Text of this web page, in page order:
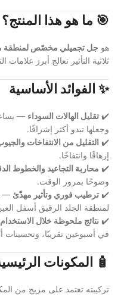
🎯 ما هو هذا المنتج؟
هو جل تجميلي مخصّص لمنطقة
ثلاثية التأثير تعالج أبرز
✨ الفوائد الأساسية
✔️ تقليل الهالات السوداء —
وجعلها تبدو أكثر إشراقًا.
✔️ التقليل من الانتفاخات
إرهاقًا وانتفاخًا.
✔️ محاربة التجاعيد والخطوط
وضوحًا بمرور الوقت.
✔️ ترطيب فوري وتأثير مهدّئ —
لمنطقة الجلد الرقيق أسفل
✔️ نتائج ملحوظة خلال
في أسبوعين تقريبًا، وتحسينات أكبر
🧴 المكونات
تركيبته تعتمد على مزيج من